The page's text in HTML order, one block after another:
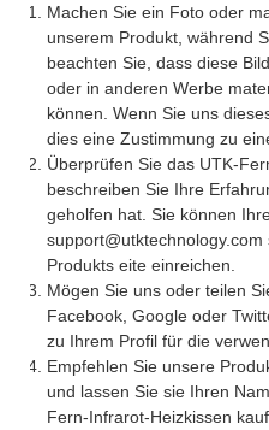
Machen Sie ein Foto oder
unserem Produkt, während
beachten Sie, dass diese
oder in anderen Werbe
können. Wenn Sie uns
dies eine Zustimmung zu
Überprüfen Sie das UTK-
beschreiben Sie Ihre
geholfen hat. Sie können
Produkts eite einreichen.
Mögen Sie uns oder teilen
Facebook, Google oder
zu Ihrem Profil für die
Empfehlen Sie unsere
und lassen Sie sie Ihren
Fern-Infrarot-Heizkissen